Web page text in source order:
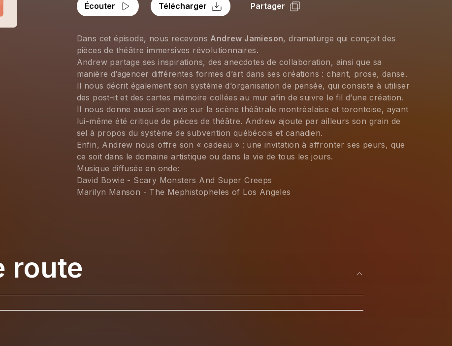
Écouter Télécharger Partager
Dans cet épisode, nous recevons Andrew Jamieson, dramaturge qui conçoit des
pièces de théâtre immersives révolutionnaires.
Andrew partage ses inspirations, des anecdotes de collaboration, ainsi que sa
manière d’agencer différentes formes d’art dans ses créations : chant, prose, danse.
Il nous décrit également son système d’organisation de pensée, qui consiste à utiliser
des post-it et des cartes mémoire collées au mur afin de suivre le fil d’une création.
Il nous donne aussi son avis sur la scène théâtrale montréalaise et torontoise, ayant
lui-même été critique de pièces de théâtre. Andrew ajoute par ailleurs son grain de
sel à propos du système de subvention québécois et canadien.
Enfin, Andrew nous offre son « cadeau » : une invitation à affronter ses peurs, que
ce soit dans le domaine artistique ou dans la vie de tous les jours.
Musique diffusée en onde:
David Bowie - Scary Monsters And Super Creeps
Marilyn Manson - The Mephistopheles of Los Angeles
route